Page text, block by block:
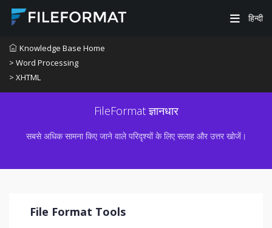
हिन्दी
Knowledge Base Home
> Word Processing
> XHTML
FileFormat ज्ञानधार
सबसे अधिक सामना किए जाने वाले परिदृश्यों के लिए सलाह और उत्तर खोजें।
File Format Tools